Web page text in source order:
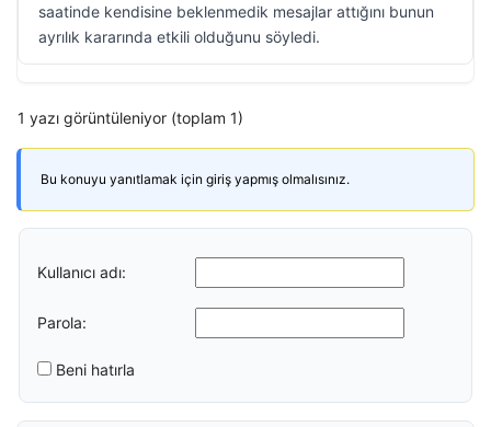
saatinde kendisine beklenmedik mesajlar attığını bunun
ayrılık kararında etkili olduğunu söyledi.
1 yazı görüntüleniyor (toplam 1)
Bu konuyu yanıtlamak için giriş yapmış olmalısınız.
Kullanıcı adı:
Parola:
Beni hatırla